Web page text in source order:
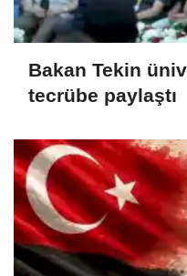
Bakan Tekin
tecrübe paylaştı